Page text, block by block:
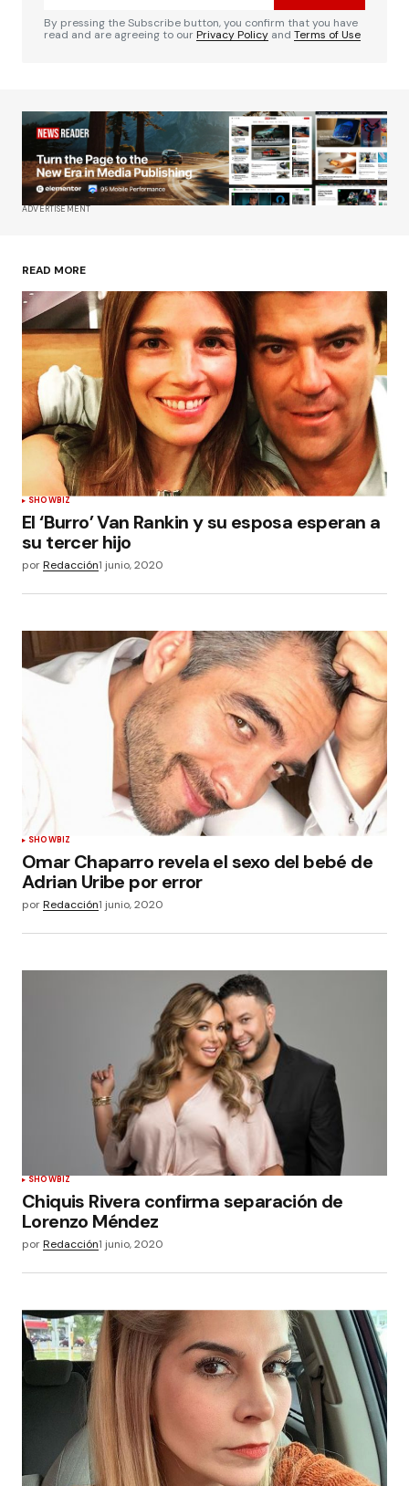
By pressing the Subscribe button, you confirm that you have
read and are agreeing to ourPrivacy Policy and Terms of Use
ADVERTISEMENT
READ MORE
SHOWBIZ
El ‘Burro’ Van Rankin y su esposa esperan a
su tercer hijo
porRedacción1 junio, 2020
SHOWBIZ
Omar Chaparro revela el sexo del bebé de
Adrian Uribe por error
porRedacción1 junio, 2020
SHOWBIZ
Chiquis Rivera confirma separación de
Lorenzo Méndez
porRedacción1 junio, 2020